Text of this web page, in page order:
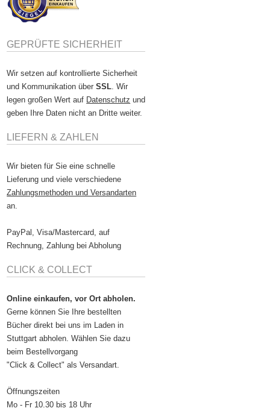
GEPRÜFTE SICHERHEIT
Wir setzen auf kontrollierte Sicherheit
und Kommunikation überSSL . Wir
legen großen Wert auf Datenschutz und
geben Ihre Daten nicht an Dritte weiter.
LIEFERN & ZAHLEN
Wir bieten für Sie eine schnelle
Lieferung und viele verschiedene
Zahlungsmethoden und Versandarten
an.
PayPal, Visa/Mastercard, auf
Rechnung, Zahlung bei Abholung
CLICK & COLLECT
Online einkaufen, vor Ort abholen.
Gerne können Sie Ihre bestellten
Bücher direkt bei uns im Laden in
Stuttgart abholen. Wählen Sie dazu
beim Bestellvorgang
"Click & Collect" als Versandart.
Öffnungszeiten
Mo - Fr 10.30 bis 18 Uhr